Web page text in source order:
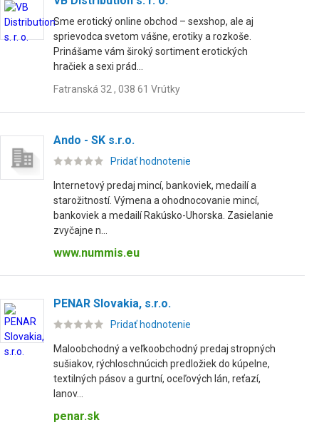
Sme erotický online obchod – sexshop, ale aj
sprievodca svetom vášne, erotiky a rozkoše.
Prinášame vám široký sortiment erotických
hračiek a sexi prád...
Fatranská 32 , 038 61 Vrútky
Ando - SK s.r.o.
Pridať hodnotenie
Internetový predaj mincí, bankoviek, medailí a
starožitností. Výmena a ohodnocovanie mincí,
bankoviek a medailí Rakúsko-Uhorska. Zasielanie
zvyčajne n...
www.nummis.eu
PENAR Slovakia, s.r.o.
Pridať hodnotenie
Maloobchodný a veľkoobchodný predaj stropných
sušiakov, rýchloschnúcich predložiek do kúpelne,
textilných pásov a gurtní, oceľových lán, reťazí,
lanov...
penar.sk